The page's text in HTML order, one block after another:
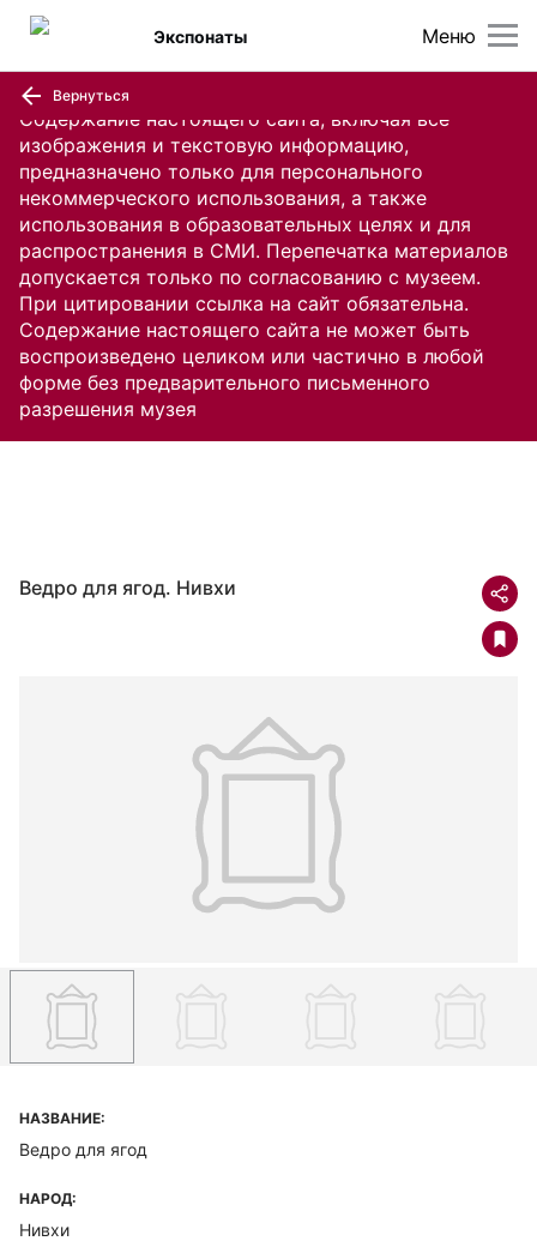
Содержание настоящего сайта, включая все
изображения и текстовую информацию,
предназначено только для персонального
некоммерческого использования, а также
использования в образовательных целях и для
распространения в СМИ. Перепечатка материалов
допускается только по согласованию с музеем.
При цитировании ссылка на сайт обязательна.
Содержание настоящего сайта не может быть
воспроизведено целиком или частично в любой
форме без предварительного письменного
разрешения музея
Меню
Экспонаты
Вернуться
Ведро для ягод. Нивхи
НАЗВАНИЕ:
Ведро для ягод
НАРОД:
Нивхи